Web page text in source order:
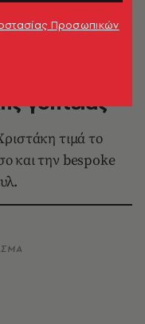
γοητείας
τιμά το
και την bespoke
Προσωπικών